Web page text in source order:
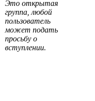
Это открытая
группа, любой
пользователь
может подать
просьбу о
вступлении.